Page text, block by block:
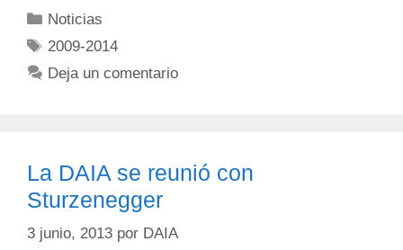
Noticias
2009-2014
Deja un comentario
La DAIA se reunió con
Sturzenegger
3 junio, 2013 por DAIA